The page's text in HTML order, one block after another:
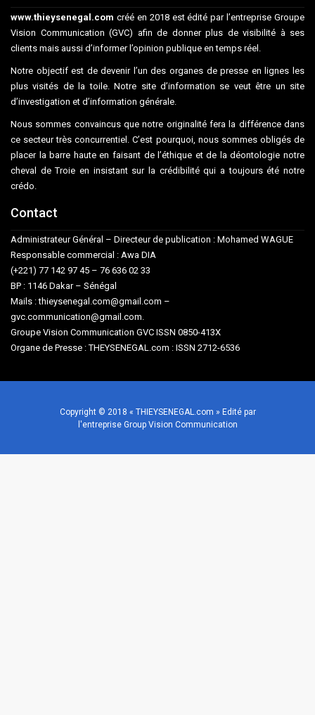
www.thieysenegal.com créé en 2018 est édité par l’entreprise Groupe
Vision Communication (GVC) afin de donner plus de visibilité à ses
clients mais aussi d’informer l’opinion publique en temps réel.
Notre objectif est de devenir l’un des organes de presse en lignes les
plus visités de la toile. Notre site d’information se veut être un site
d’investigation et d’information générale.
Nous sommes convaincus que notre originalité fera la différence dans
ce secteur très concurrentiel. C’est pourquoi, nous sommes obligés de
placer la barre haute en faisant de l’éthique et de la déontologie notre
cheval de Troie en insistant sur la crédibilité qui a toujours été notre
crédo.
Contact
Administrateur Général – Directeur de publication : Mohamed WAGUE
Responsable commercial : Awa DIA
(+221) 77 142 97 45 – 76 636 02 33
BP : 1146 Dakar – Sénégal
Mails : thieysenegal.com@gmail.com –
gvc.communication@gmail.com.
Groupe Vision Communication GVC ISSN 0850-413X
Organe de Presse : THEYSENEGAL.com : ISSN 2712-6536
Copyright © 2018 « THIEYSENEGAL.com » Edité par
l'entreprise Group Vision Communication